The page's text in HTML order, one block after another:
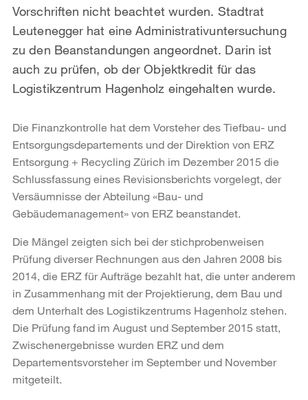
Vorschriften nicht beachtet wurden. Stadtrat
Leutenegger hat eine Administrativuntersuchung
zu den Beanstandungen angeordnet. Darin ist
auch zu prüfen, ob der Objektkredit für das
Logistikzentrum Hagenholz eingehalten wurde.
Die Finanzkontrolle hat dem Vorsteher des Tiefbau- und
Entsorgungsdepartements und der Direktion von ERZ
Entsorgung + Recycling Zürich im Dezember 2015 die
Schlussfassung eines Revisionsberichts vorgelegt, der
Versäumnisse der Abteilung «Bau- und
Gebäudemanagement» von ERZ beanstandet.
Die Mängel zeigten sich bei der stichprobenweisen
Prüfung diverser Rechnungen aus den Jahren 2008 bis
2014, die ERZ für Aufträge bezahlt hat, die unter anderem
in Zusammenhang mit der Projektierung, dem Bau und
dem Unterhalt des Logistikzentrums Hagenholz stehen.
Die Prüfung fand im August und September 2015 statt,
Zwischenergebnisse wurden ERZ und dem
Departementsvorsteher im September und November
mitgeteilt.